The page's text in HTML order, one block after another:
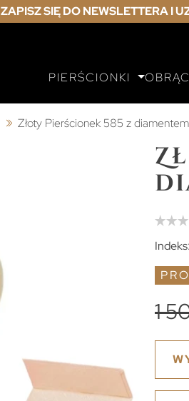
ZAPISZ SIĘ DO NEWSLETTERA I
PIERŚCIONKI
Złoty Pierścionek 585 z
Indeks:
1